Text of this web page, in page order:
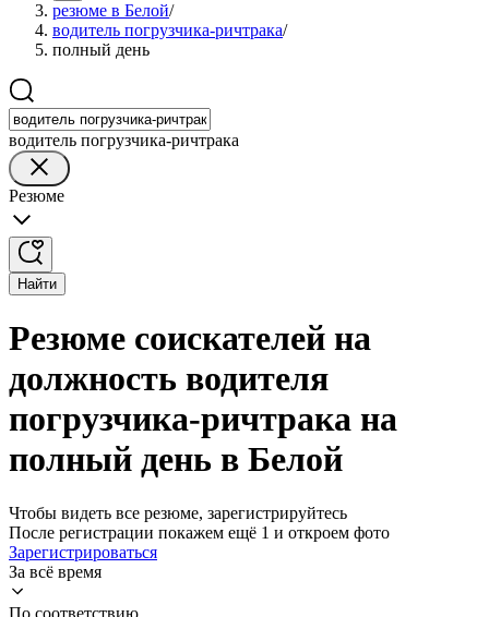
резюме в Белой/
водитель погрузчика-ричтрака/
полный день
водитель погрузчика-ричтрака
Резюме
Найти
Резюме соискателей на
должность водителя
погрузчика-ричтрака на
полный день в Белой
Чтобы видеть все резюме, зарегистрируйтесь
После регистрации покажем ещё 1 и откроем фото
Зарегистрироваться
За всё время
По соответствию